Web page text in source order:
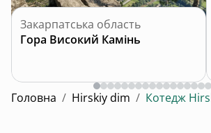
Закарпатська область
Гора Високий Камінь
Головна / Hirskiy dim / Котедж